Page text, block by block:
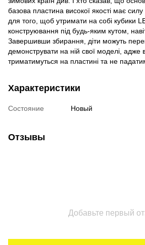
базова пластина високої якості має
для того, щоб утримати на собі кубики
конструювання під будь-яким кутом,
Завершивши збирання, діти можуть
демонструвати на ній свої моделі, адже
триматимуться на пластині та не
Характеристики
Состояние Новый
Отзывы
Добавьте первый